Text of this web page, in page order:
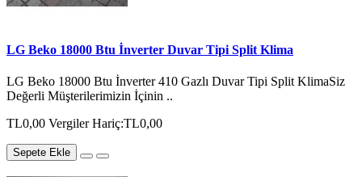
LG Beko 18000 Btu İnverter Duvar Tipi Split Klima
LG Beko 18000 Btu İnverter 410 Gazlı Duvar Tipi Split KlimaSiz
Değerli Müşterilerimizin İçinin ..
TL0,00 Vergiler Hariç:TL0,00
Sepete Ekle